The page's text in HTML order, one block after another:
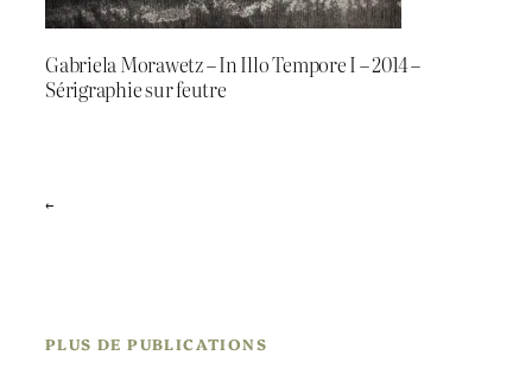
Gabriela Morawetz – In Illo Tempore I – 2014 –
Sérigraphie sur feutre
←
PLUS DE PUBLICATIONS